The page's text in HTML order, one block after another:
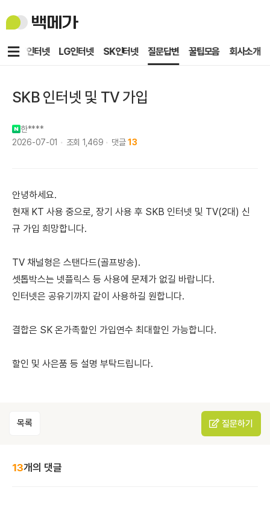
백
메
KT인터넷 LG인터넷 SK인터넷 질문답변 꿀팁모음 회사소개
메
SKB 인터넷 및 TV 가입
한****
2026-07-01
조회 1,469 댓글 13
안녕하세요.
현재 KT 사용 중으로, 장기 사용 후 SKB 인터넷 및 TV(2대) 신
규 가입 희망합니다.
TV 채널형은 스탠다드(골프방송).
셋톱박스는 넷플릭스 등 사용에 문제가 없길 바랍니다.
인터넷은 공유기까지 같이 사용하길 원합니다.
결합은 SK 온가족할인 가입연수 최대할인 가능합니다.
할인 및 사은품 등 설명 부탁드립니다.
목록 질문하기
13개의 댓글